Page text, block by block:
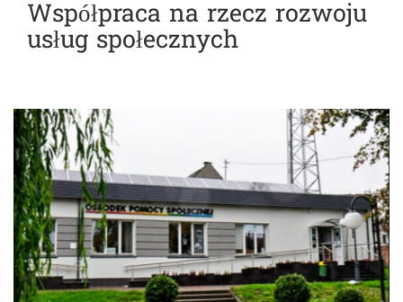
Współpraca na rzecz rozwoju
usług społecznych